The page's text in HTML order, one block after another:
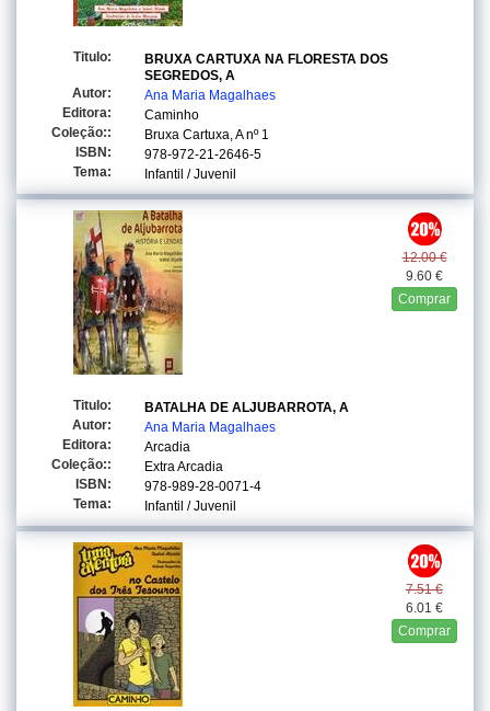
Titulo:
BRUXA CARTUXA NA FLORESTA DOS
SEGREDOS, A
Autor:
Ana Maria Magalhaes
Editora:
Caminho
Coleção::
Bruxa Cartuxa, Anº 1
ISBN:
978-972-21-2646-5
Tema:
Infantil / Juvenil
12.00 €
9.60 €
Comprar
Titulo:
BATALHA DE ALJUBARROTA, A
Autor:
Ana Maria Magalhaes
Editora:
Arcadia
Coleção::
Extra Arcadia
ISBN:
978-989-28-0071-4
Tema:
Infantil / Juvenil
7.51 €
6.01 €
Comprar